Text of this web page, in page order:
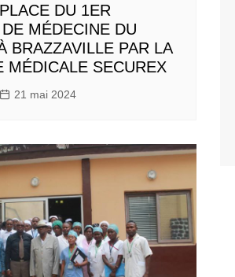
DU 1ER
MÉDECINE DU
BRAZZAVILLE PAR LA
MÉDICALE SECUREX
21 mai 2024